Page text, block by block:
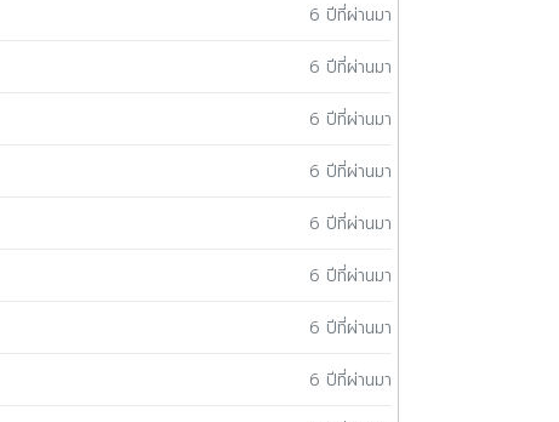
6 ปีที่ผ่านมา
6 ปีที่ผ่านมา
6 ปีที่ผ่านมา
6 ปีที่ผ่านมา
6 ปีที่ผ่านมา
6 ปีที่ผ่านมา
6 ปีที่ผ่านมา
6 ปีที่ผ่านมา